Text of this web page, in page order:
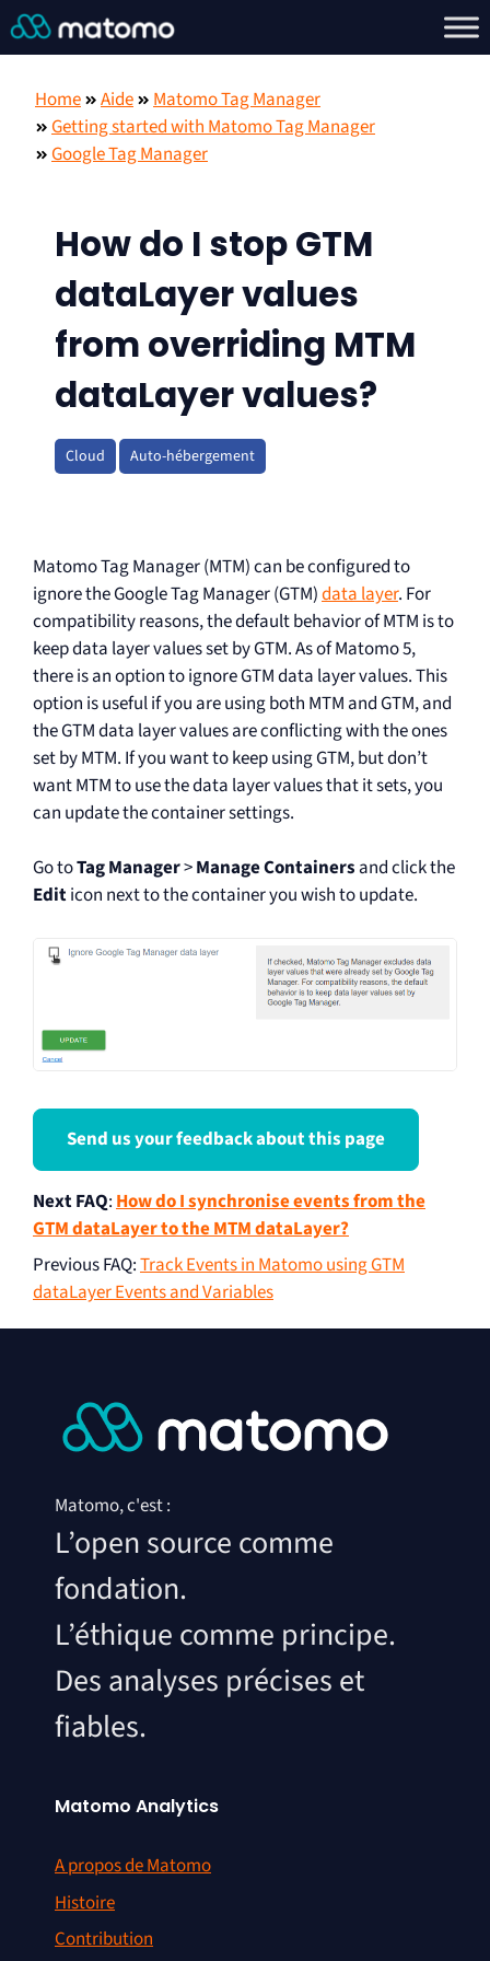
Home Aide
Matomo Tag Manager
Getting started with Matomo Tag Manager
Google Tag Manager
How do I stop GTM
dataLayer values
from overriding MTM
dataLayer values?
Cloud Auto-hébergement
Matomo Tag Manager (MTM) can be configured to
ignore the Google Tag Manager (GTM)data layer. For
compatibility reasons, the default behavior of MTM is to
keep data layer values set by GTM. As of Matomo 5,
there is an option to ignore GTM data layer values. This
option is useful if you are using both MTM and GTM, and
the GTM data layer values are conflicting with the ones
set by MTM. If you want to keep using GTM, but don’t
want MTM to use the data layer values that it sets, you
can update the container settings.
Go toTag Manager>Manage Containers and click the
Editicon next to the container you wish to update.
Send us your feedback about this page
Next FAQ:How do I synchronise events from the
GTM dataLayer to the MTM dataLayer?
Previous FAQ:Track Events in Matomo using GTM
dataLayer Events and Variables
Matomo, c'est :
L’open source comme
fondation.
L’éthique comme principe.
Des analyses précises et
fiables.
Matomo Analytics
A propos de Matomo
Histoire
Contribution